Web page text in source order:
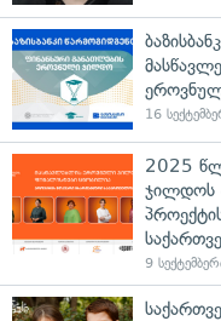
16
2025
ჯილდოს
9